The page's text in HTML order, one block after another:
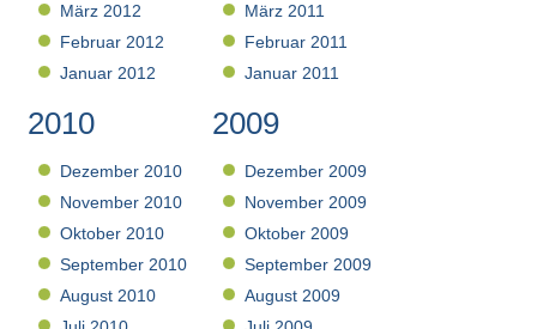
März 2012
Februar 2012
Januar 2012
März 2011
Februar 2011
Januar 2011
2010
Dezember 2010
November 2010
Oktober 2010
September 2010
August 2010
2009
Dezember 2009
November 2009
Oktober 2009
September 2009
August 2009